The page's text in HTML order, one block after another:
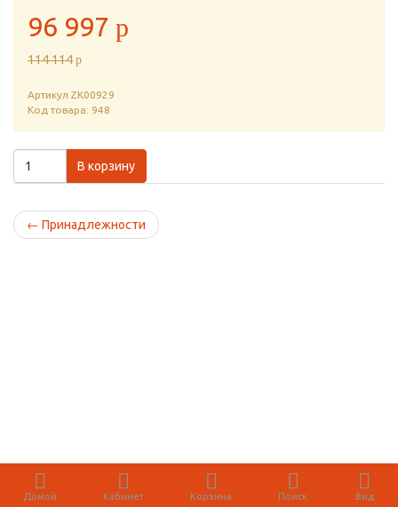
96 997 p
114 114 p
Артикул ZK00929
Код товара: 948
В корзину
← Принадлежности
Домой Кабинет Корзина Поиск Вид